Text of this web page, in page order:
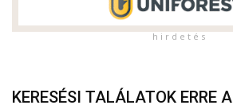
h i r d e t é s
KERESÉSI TALÁLATOK ERRE A